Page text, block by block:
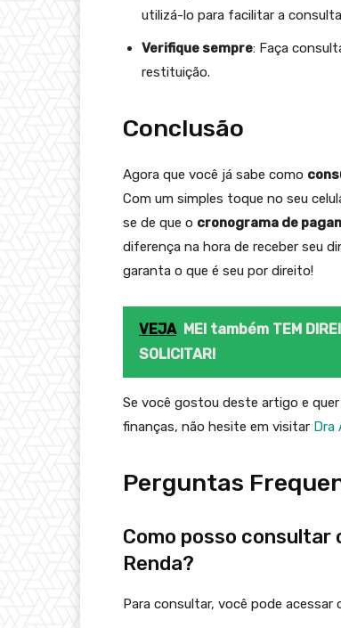
utilizá-lo para facilitar a
Verifique sempre: Faça
restituição.
Conclusão
Agora que você já sabe como
Com um simples toque no seu
se de que o cronograma de
diferença na hora de receber seu
garanta o que é seu por direito!
VEJA MEI também TEM
SOLICITAR!
Se você gostou deste artigo e
finanças, não hesite em visitar Dra
Perguntas
Como posso
Renda?
Para consultar, você pode